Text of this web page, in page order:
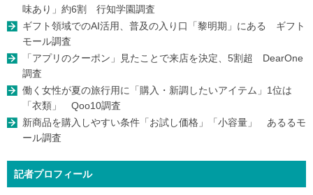
味あり」約6割 行知学園調査
ギフト領域でのAI活用、普及の入り口「黎明期」にある ギフト
モール調査
「アプリのクーポン」見たことで来店を決定、5割超 DearOne
調査
働く女性が夏の旅行用に「購入・新調したいアイテム」1位は
「衣類」 Qoo10調査
新商品を購入しやすい条件「お試し価格」「小容量」 あるるモ
ール調査
記者プロフィール